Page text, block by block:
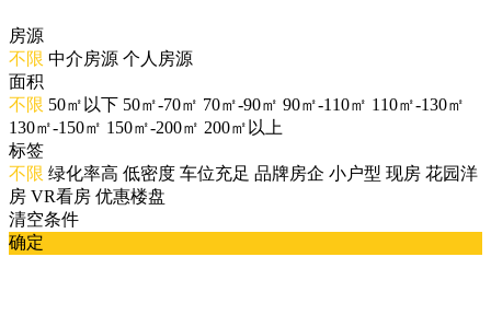
房源
不限 中介房源 个人房源
面积
不限 50㎡以下 50㎡-70㎡ 70㎡-90㎡ 90㎡-110㎡ 110㎡-130㎡
130㎡-150㎡ 150㎡-200㎡ 200㎡以上
标签
不限 绿化率高 低密度 车位充足 品牌房企 小户型 现房 花园洋
房 VR看房 优惠楼盘
清空条件
确定